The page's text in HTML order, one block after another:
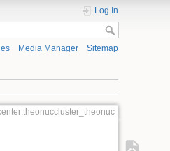
Log In
Media Manager Sitemap